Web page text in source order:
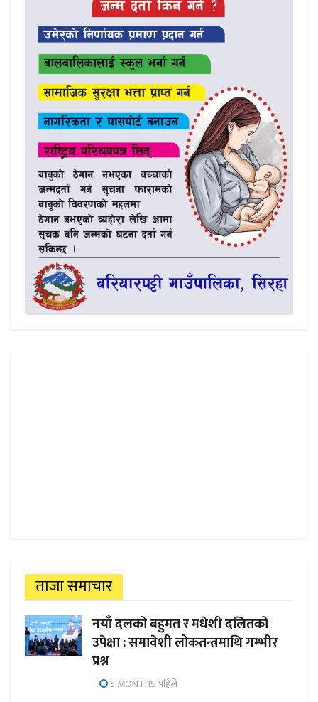
ताजा समाचार
नयाँ दलको बहुमत र मधेशी दलितको
उपेक्षा : समावेशी लोकतन्त्रमाथि गम्भीर
प्रश्न
5 MONTHS पहिले